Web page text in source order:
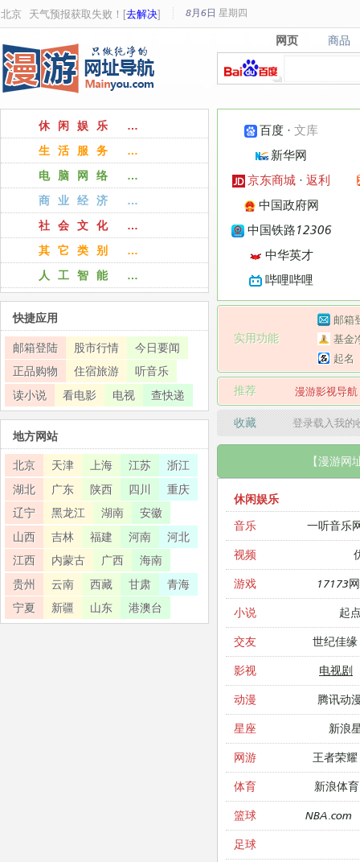
北京 天气预报获取失败！[去解决] 8月6日 星期四
网页
网页 商品
商品
百度 ·文库
新华网
京东商城 ·返利
中国政府网
中国铁路12306
中华英才
哔哩哔哩
实用功能
邮箱
基金
起名
推荐 漫游影视导航
收藏 登录载入我
【漫游网
休闲娱乐
音乐
一听音乐
视频
游戏 17173
小说 起
交友 世纪佳缘
影视 电视剧
动漫 腾讯动
星座 新浪
网游 王者荣耀
体育 新浪体育
篮球 NBA.com
足球
休闲娱乐 …
生活服务 …
电脑网络 …
商业经济 …
社会文化 …
其它类别 …
人工智能 …
快捷应用
邮箱登陆 股市行情
今日要闻
正品购物
住宿旅游
听音乐
读小说
看电影 电视 查快递
地方网站
北京 天津 上海 江苏
浙江
湖北
广东 陕西 四川
重庆
辽宁
黑龙江 湖南
安徽
山西
吉林 福建 河南
河北
江西
内蒙古 广西
海南
贵州
云南 西藏 甘肃
青海
宁夏
新疆 山东 港澳台